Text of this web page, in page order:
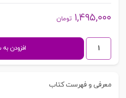
۱,۴۹۵,۰۰۰ تومان
درسنامه
جامع
تجارت
افزودن
معرفی و فهرست کتاب